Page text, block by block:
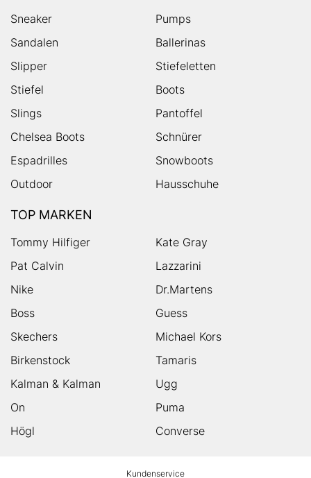
Sneaker
Pumps
Sandalen
Ballerinas
Slipper
Stiefeletten
Stiefel
Boots
Slings
Pantoffel
Chelsea Boots
Schnürer
Espadrilles
Snowboots
Outdoor
Hausschuhe
TOP MARKEN
Tommy Hilfiger
Kate Gray
Pat Calvin
Lazzarini
Nike
Dr.Martens
Boss
Guess
Skechers
Michael Kors
Birkenstock
Tamaris
Kalman & Kalman
Ugg
On
Puma
Högl
Converse
Kundenservice